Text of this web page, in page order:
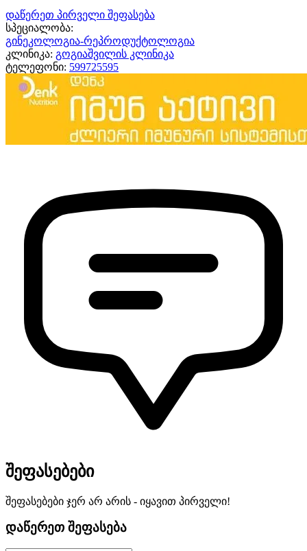
დაწერეთ პირველი შეფასება
სპეციალობა:
გინეკოლოგია-რეპროდუქტოლოგია
კლინიკა: გოგიაშვილის კლინიკა
ტელეფონი: 599725595
შეფასებები
შეფასებები ჯერ არ არის - იყავით პირველი!
დაწერეთ შეფასება